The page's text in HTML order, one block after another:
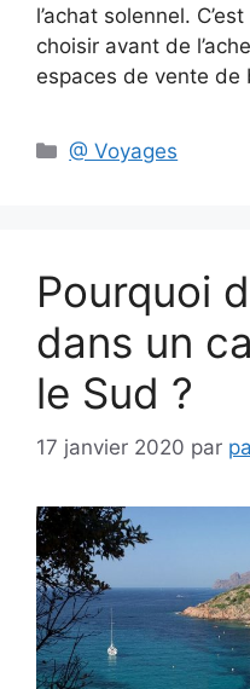
l’achat solennel.
choisir avant de
espaces de vente
Catégories
@ Voyages
Pourquoi
dans un
le Sud ?
17 janvier 2020 par